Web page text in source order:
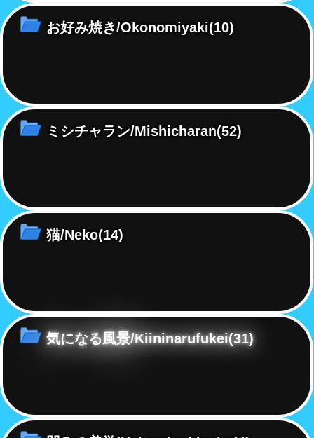
お好み焼き/Okonomiyaki(10)
ミシチャラン/Mishicharan(52)
猫/Neko(14)
気になる風景/Kiininarufukei(31)